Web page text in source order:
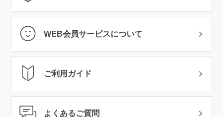
WEB会員サービスについて
ご利用ガイド
よくあるご質問